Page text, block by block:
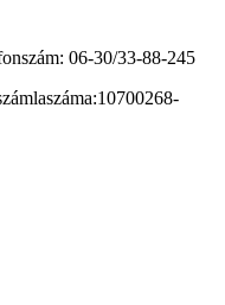
06-30/33-88-245